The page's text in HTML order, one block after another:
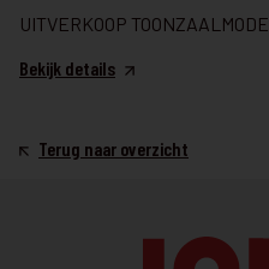
UITVERKOOP
Bekijk details
Terug naar overzicht